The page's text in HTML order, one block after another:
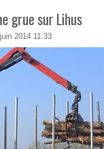
grue sur Lihus
2014 11:33